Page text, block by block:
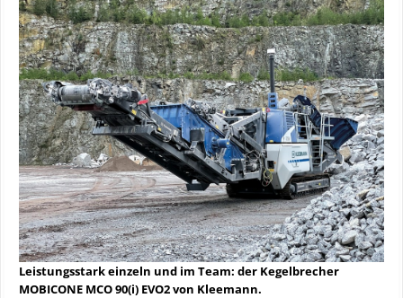
Leistungsstark einzeln und im Team: der Kegelbrecher
MOBICONE MCO 90(i) EVO2 von Kleemann.